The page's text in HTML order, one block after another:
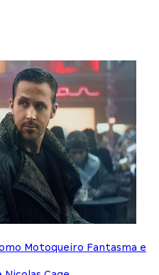
Motoqueiro Fantasma e